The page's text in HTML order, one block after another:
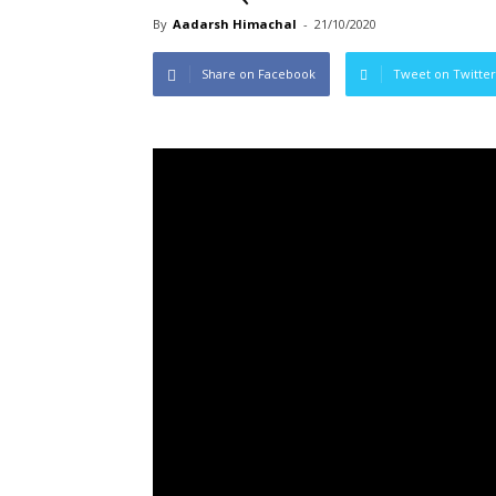
By Aadarsh Himachal - 21/10/2020
Share on Facebook Tweet on Twitter